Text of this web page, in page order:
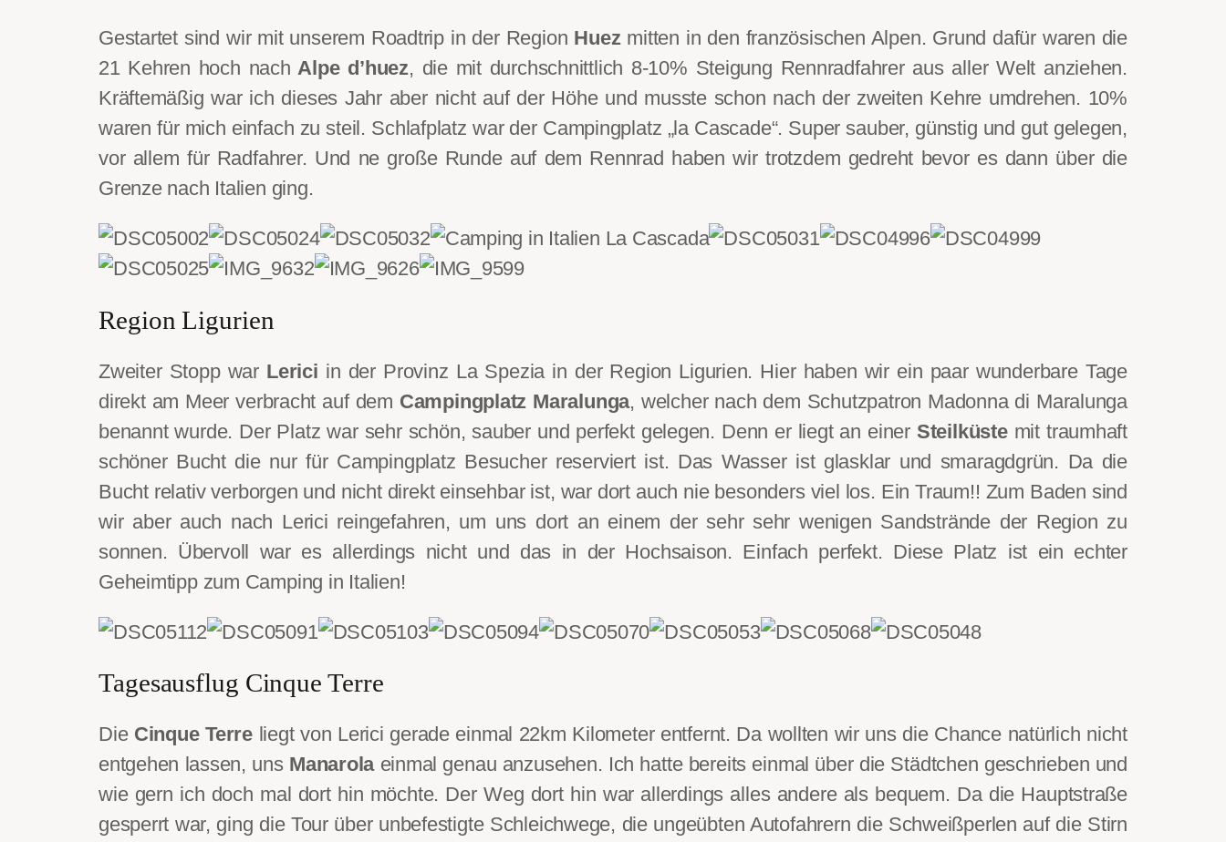
Gestartet sind wir mit unserem Roadtrip in der Region Huezmitten in den französischen Alpen. Grund dafür waren die
21 Kehren hoch nach Alpe d’huez, die mit durchschnittlich 8-10% Steigung Rennradfahrer aus aller Welt anziehen.
Kräftemäßig war ich dieses Jahr aber nicht auf der Höhe und musste schon nach der zweiten Kehre umdrehen. 10%
waren für mich einfach zu steil. Schlafplatz war der Campingplatz „la Cascade“. Super sauber, günstig und gut gelegen,
vor allem für Radfahrer. Und ne große Runde auf dem Rennrad haben wir trotzdem gedreht bevor es dann über die
Grenze nach Italien ging.
Region Ligurien
Zweiter Stopp war Lerici in der Provinz La Spezia in der Region Ligurien. Hier haben wir ein paar wunderbare Tage
direkt am Meer verbracht auf dem Campingplatz Maralunga, welcher nach dem Schutzpatron Madonna di Maralunga
benannt wurde. Der Platz war sehr schön, sauber und perfekt gelegen. Denn er liegt an einer Steilküstemit traumhaft
schöner Bucht die nur für Campingplatz Besucher reserviert ist. Das Wasser ist glasklar und smaragdgrün. Da die
Bucht relativ verborgen und nicht direkt einsehbar ist, war dort auch nie besonders viel los. Ein Traum!! Zum Baden sind
wir aber auch nach Lerici reingefahren, um uns dort an einem der sehr sehr wenigen Sandstrände der Region zu
sonnen. Übervoll war es allerdings nicht und das in der Hochsaison. Einfach perfekt. Diese Platz ist ein echter
Geheimtipp zum Camping in Italien!
Tagesausflug Cinque Terre
Die Cinque Terre liegt von Lerici gerade einmal 22km Kilometer entfernt. Da wollten wir uns die Chance natürlich nicht
entgehen lassen, uns Manarolaeinmal genau anzusehen. Ich hatte bereits einmal über die Städtchen geschrieben und
wie gern ich doch mal dort hin möchte. Der Weg dort hin war allerdings alles andere als bequem. Da die Hauptstraße
gesperrt war, ging die Tour über unbefestigte Schleichwege, die ungeübten Autofahrern die Schweißperlen auf die Stirn